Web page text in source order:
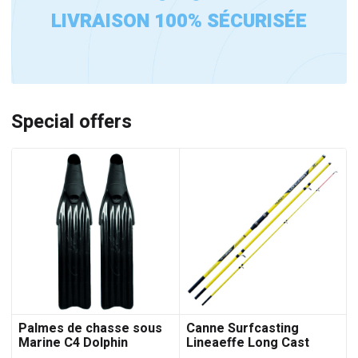
LIVRAISON 100% SÉCURISÉE
Special offers
Palmes de chasse sous
Marine C4 Dolphin
Canne Surfcasting
Lineaeffe Long Cast